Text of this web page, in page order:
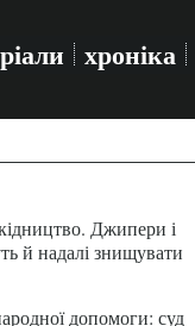
хроніка
Джипери і
й надалі знищувати
допомоги: суд